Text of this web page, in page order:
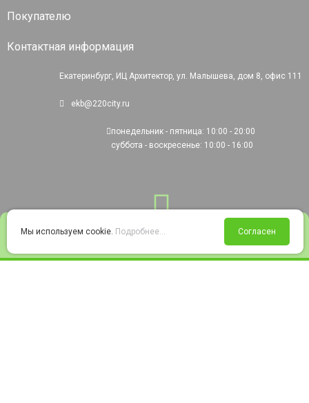
Войти Избранное Корзина
Покупателю
Контактная информация
Екатеринбург, ИЦ Архитектор, ул. Малышева, дом 8, офис 111
ekb@220city.ru
понедельник - пятница: 10:00 - 20:00
суббота - воскресенье: 10:00 - 16:00
Мы используем cookie. Подробнее... Согласен